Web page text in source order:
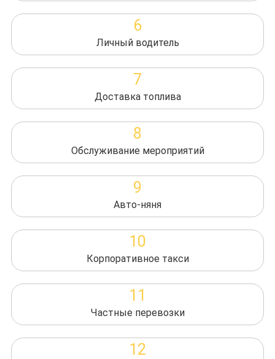
6
Личный водитель
7
Доставка топлива
8
Обслуживание мероприятий
9
Авто-няня
10
Корпоративное такси
11
Частные перевозки
12